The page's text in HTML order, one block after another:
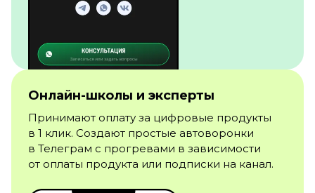
Онлайн-школы и эксперты
Принимают оплату за цифровые продукты
в 1 клик. Создают простые автоворонки
в Телеграм с прогревами в зависимости
от оплаты продукта или подписки на канал.